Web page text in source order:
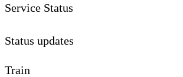
Service Status
Status updates
Train